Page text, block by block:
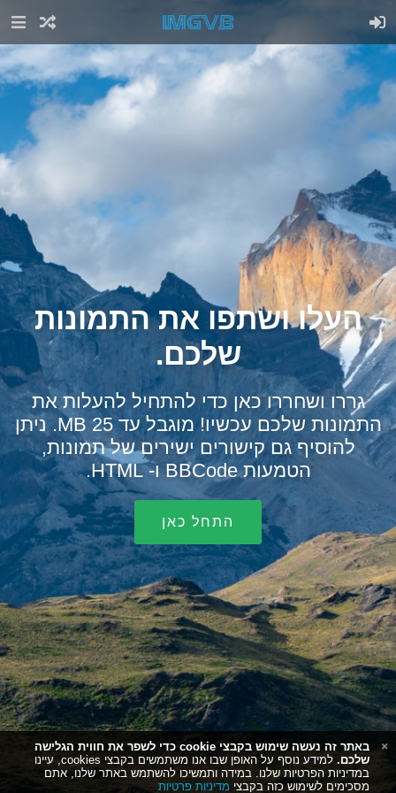
העלו ושתפו את התמונות
שלכם.
גררו ושחררו כאן כדי להתחיל להעלות את
התמונות שלכם עכשיו! מוגבל עד 25 MB. ניתן
להוסיף גם קישורים ישירים של תמונות,
הטמעות BBCode ו- HTML.
התחל כאן
באתר זה נעשה שימוש בקבצי cookie כדי לשפר את חווית הגלישה
שלכם.
למידע נוסף על האופן שבו אנו משתמשים בקבצי cookies, עיינו
במדיניות הפרטיות שלנו. במידה ותמשיכו להשתמש באתר שלנו, אתם
מסכימים לשימוש כזה בקבצי מדיניות פרטיות